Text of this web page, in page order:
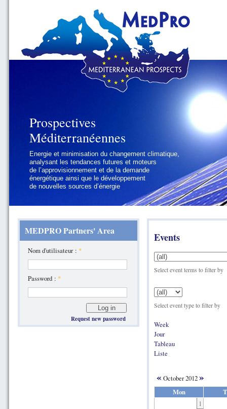
Prospectives
Méditerranéennes
Energie et minimisation du changement climatique,
analysant les tendances futures et moteurs
de l’approvisionnement et de la demande
énergétique ainsi que le développement
de nouvelles sources d’énergie
Prospectives
Méditerranéennes
Géopolitique et gouvernance, se focalisant sur les
défis politiques régionaux et internationaux
auxquels les pays méditerranéens
doivent faire face
MEDPRO Partners' Area
Nom d'utilisateur : *
Password : *
Request new password
Events
Select event terms to filter by
Select event type to filter by
Week
Jour
Tableau
Liste
« October 2012»
Mon
1